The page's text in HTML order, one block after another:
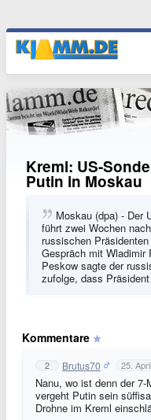
Kreml: US-
Putin in Moskau
Moskau (dpa) - Der
führt zwei Wochen
russischen
Gespräch mit Wladimir
Peskow sagte der
zufolge, dass
Kommentare
2 Brutus70 25.
Nanu, wo ist denn der
vergeht Putin sein
Drohne im Kreml